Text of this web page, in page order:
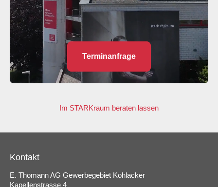
Terminanfrage
Im STARKraum beraten lassen
Kontakt
E. Thomann AG Gewerbegebiet Kohlacker
Kapellenstrasse 4